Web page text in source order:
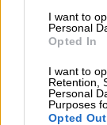
I want to
Personal
Opted In
I want to
Retention,
Personal
Purposes
Opted Out
Μάνός